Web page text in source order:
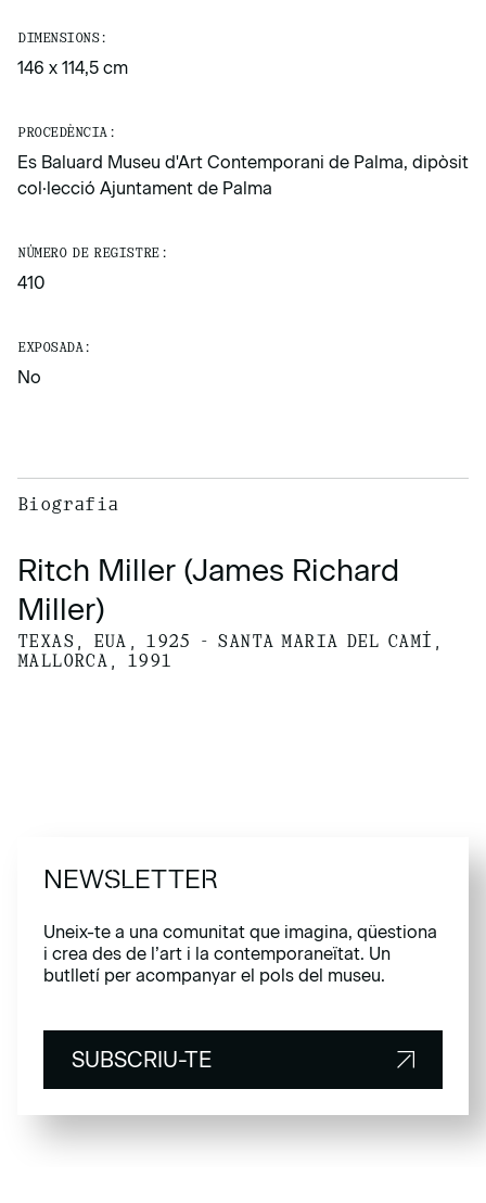
DIMENSIONS:
146 x 114,5 cm
PROCEDÈNCIA:
Es Baluard Museu d'Art Contemporani de Palma, dipòsit
col·lecció Ajuntament de Palma
NÚMERO DE REGISTRE:
410
EXPOSADA:
No
Biografia
Ritch Miller (James Richard
Miller)
TEXAS, EUA, 1925 - SANTA MARIA DEL CAMÍ,
MALLORCA, 1991
NEWSLETTER
Uneix-te a una comunitat que imagina, qüestiona
i crea des de l’art i la contemporaneïtat. Un
butlletí per acompanyar el pols del museu.
SUBSCRIU-TE
SUBSCRIU-TE